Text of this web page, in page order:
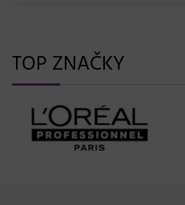
TOP ZNAČKY